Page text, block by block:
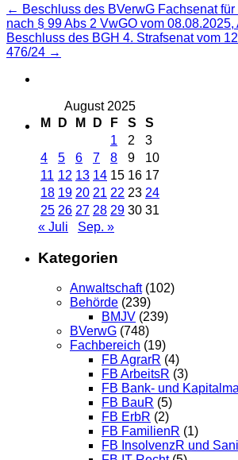
Beitragsnavigation
← Beschluss des BVerwG Fachsenat
nach § 99 Abs 2 VwGO vom 08.08.2025,
Beschluss des BGH 4. Strafsenat vom
476/24 →
August 2025
M
D M D F S
S
1
2
3
4
5 6 7 8 9
10
11 12 13 14 15 16 17
18 19 20 21 22 23 24
25 26 27 28 29 30 31
« Juli
Sep. »
Kategorien
Anwaltschaft(102)
Behörde (239)
BMJV (239)
BVerwG (748)
Fachbereich (19)
FB AgrarR (4)
FB ArbeitsR (3)
FB Bank- und
FB BauR (5)
FB ErbR (2)
FB FamilienR (1)
FB InsolvenzR und